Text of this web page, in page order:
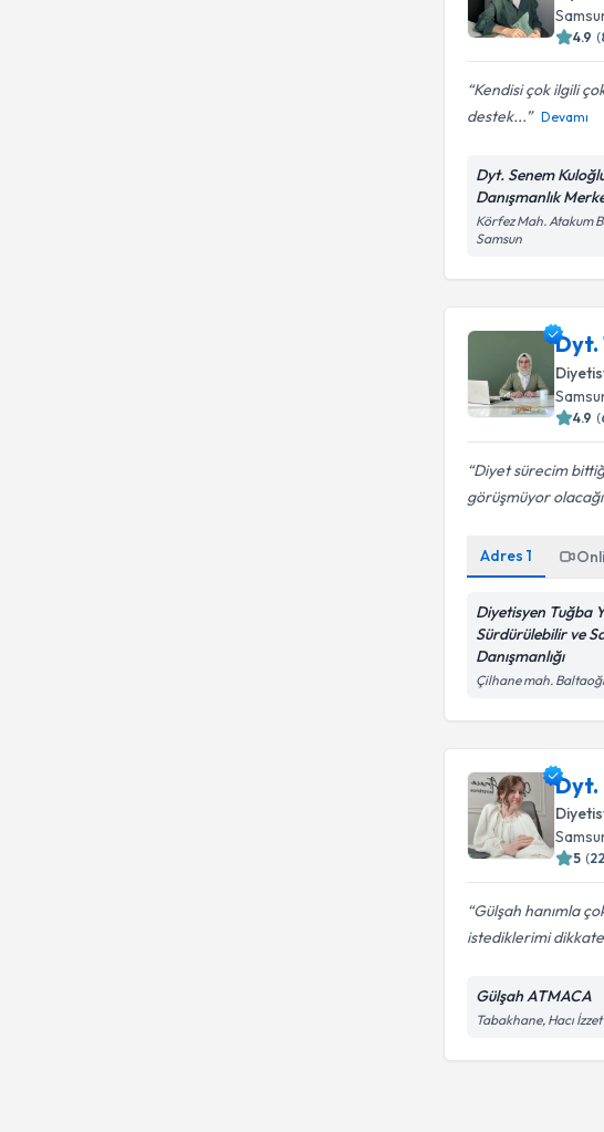
4.9 (
Kendisi çok ilgili
destek...
Devamı
Dyt. Senem
Danışmanlık
Körfez Mah. Atakum
Samsun
Dyt.
4.9 (
Diyet sürecim
görüşmüyor
Adres1
Diyetisyen Tuğba
Sürdürülebilir ve
Danışmanlığı
Çilhane mah.
Dyt.
5 (22
Gülşah hanımla
istediklerimi
Gülşah ATMACA
Tabakhane, Hacı